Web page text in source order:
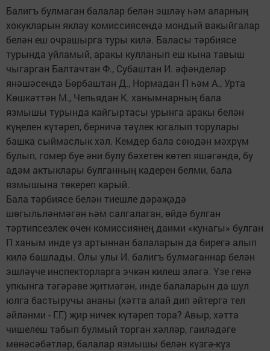
Балигъ булмаган балалар белән эшләү һәм аларның
хокукларын яклау комиссиясендә мондый вакыйгалар
белән еш очрашырга туры килә. Баласы тәрбиясе
турында уйламый, аракы кулланып еш кына тавыш
чыгарган Балтачтан Ф., Субаштан И. әфәнделәр
янәшәсендә Бөрбаштан Д., Нормадан П һәм А., Урта
Көшкәттән М., Чепьядан К. ханымнарның бала
язмышы турында кайгыртасы урынга аракы белән
күңелен күтәреп, берничә тәүлек югалып торулары
башка сыймаслык хәл. Кемдер бала сөюдән мәхрүм
булып, гомер буе әни булу бәхетен көтеп яшәгәндә, бу
адәм актыклары булганның кадерен белми, бала
язмышына төкереп карый.
Бала тәрбиясе белән тиешле дәрәҗәдә
шөгыльләнмәгән һәм салгалаган, өйдә булган
тәртипсезлек өчен комиссиянең даими «кунагы» булган
П ханым инде үз артыннан балаларын да бирегә алып
килә башлады. Олы улы И. балигъ булмаганнар белән
эшләүче инспекторларга эчкән килеш эләгә. Үзе генә
упкынга тәгәрәве җитмәгән, инде балаларын да шул
юлга бастыручы ананы (хәтта алай дип әйтергә тел
әйләнми - Г.Г.) җир ничек күтәреп тора? Авыр, хәтта
чишелеш табып булмый торган хәлләр, гаиләдәге
мөнәсәбәтләр, балалар язмышы белән күзгә-күз